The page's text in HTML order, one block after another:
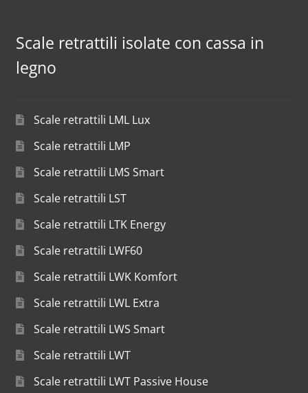
Scale retrattili isolate con cassa in
legno
Scale retrattili LML Lux
Scale retrattili LMP
Scale retrattili LMS Smart
Scale retrattili LST
Scale retrattili LTK Energy
Scale retrattili LWF60
Scale retrattili LWK Komfort
Scale retrattili LWL Extra
Scale retrattili LWS Smart
Scale retrattili LWT
Scale retrattili LWT Passive House